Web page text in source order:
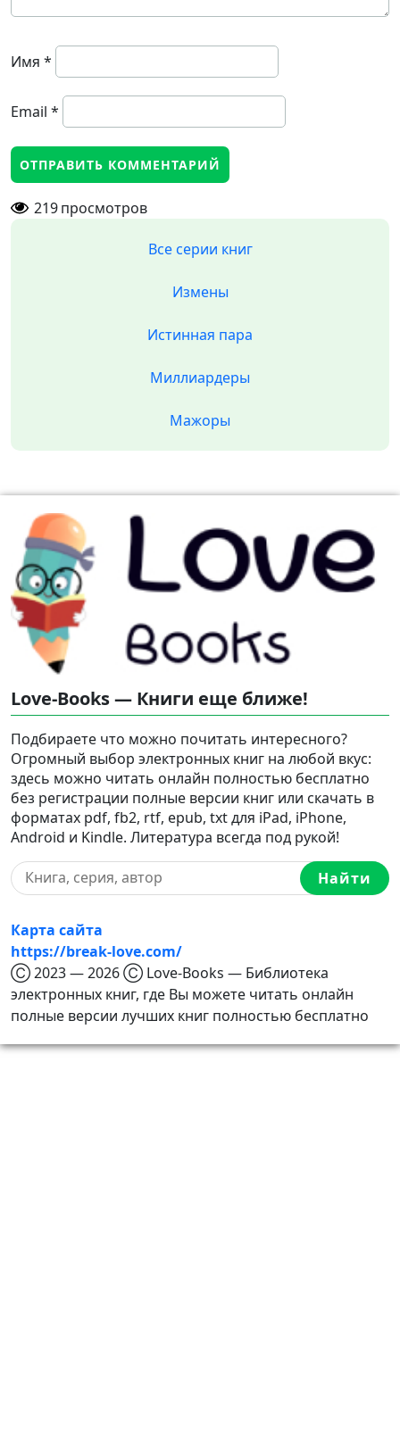
Имя *
Email *
219просмотров
Все серии книг
Измены
Истинная пара
Миллиардеры
Мажоры
Love-Books — Книги еще ближе!
Подбираете что можно почитать интересного?
Огромный выбор электронных книг на любой вкус:
здесь можно читать онлайн полностью бесплатно
без регистрации полные версии книг или скачать в
форматах pdf, fb2, rtf, epub, txt для iPad, iPhone,
Android и Kindle. Литература всегда под рукой!
Найти
Карта сайта
https://break-love.com/
Ⓒ 2023 — 2026 Ⓒ Love-Books — Библиотека
электронных книг, где Вы можете читать онлайн
полные версии лучших книг полностью бесплатно